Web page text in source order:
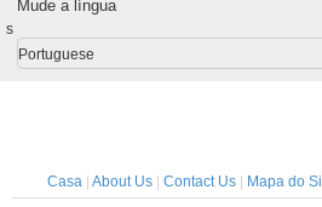
Mude a língua
s
Portuguese
Casa| About Us| Contact Us| Mapa do